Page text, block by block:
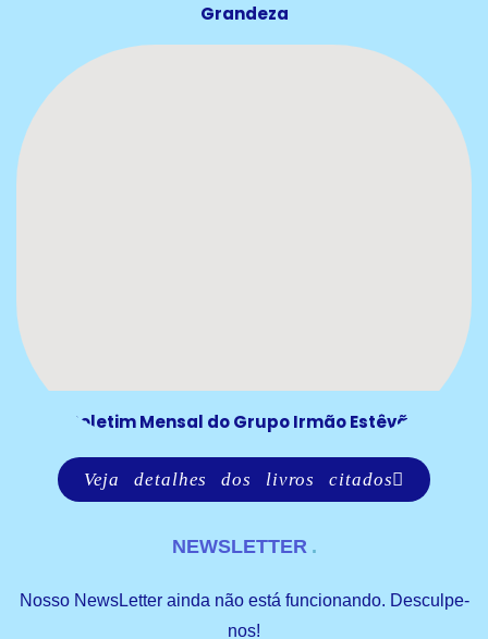
Grandeza
Boletim Mensal do Grupo Irmão Estêvão
Veja detalhes dos livros citados
NEWSLETTER
Nosso NewsLetter ainda não está funcionando. Desculpe-
nos!